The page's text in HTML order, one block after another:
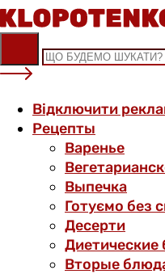
Skip
to
content
Відключити
Рецепты
Варенье
Выпечка
Готуємо без
Десерти
Диетические
Вторые